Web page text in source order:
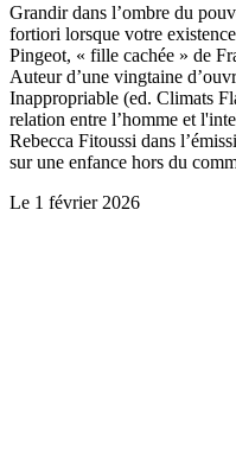
Grandir dans l’ombre du
fortiori lorsque votre
Pingeot, « fille cachée » de
Auteur d’une vingtaine
Inappropriable (ed. Climats
relation entre l’homme et
Rebecca Fitoussi dans
sur une enfance hors du
Le 1 février 2026